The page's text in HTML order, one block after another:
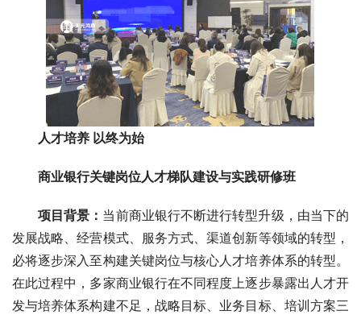
人才培养 以终为始
商业银行关键岗位人才梯队建设与实践研修班
项目背景： 当前商业银行不断进行转型升级，由当下的
发展战略、经营模式、服务方式、渠道创新等领域的转型，
必将逐步深入至构建关键岗位与核心人才培养体系的转型。
在此过程中，多家商业银行在不同程度上逐步暴露出人才开
发与培养体系构建不足，战略目标、业务目标、培训方案三